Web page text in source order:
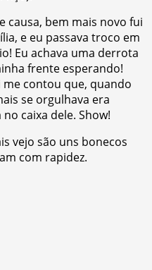
causa, bem mais novo fui
e eu passava troco em
Eu achava uma derrota
frente esperando!
contou que, quando
se orgulhava era
caixa dele. Show!
vejo são uns bonecos
com rapidez.